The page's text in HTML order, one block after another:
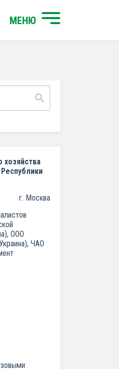
МЕНЮ
хозяйства
г. Москва
ООО
ЧАО